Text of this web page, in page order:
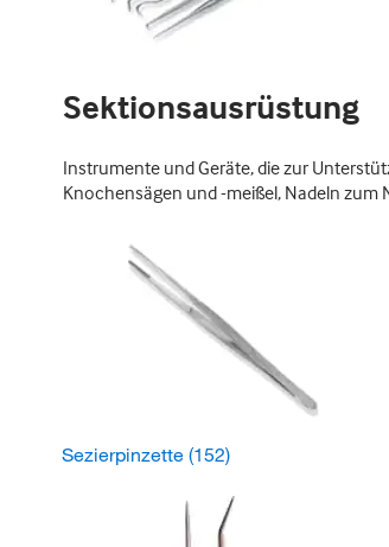
Sektionsausrüstung
Instrumente und Geräte, die zur
Knochensägen und -meißel, Nadeln
Sezierpinzette (152)